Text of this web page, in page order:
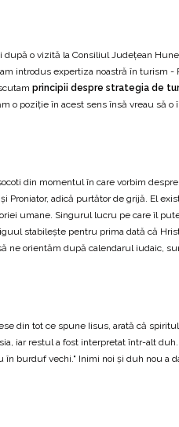
o vizită la Consiliul Județean
introdus expertiza noastră în turism -
principii despre strategia de
o poziție în acest sens însă vreau să
din momentul în care vorbim
adică purtător de grijă. El
umane. Singurul lucru pe care îl
stabilește pentru prima dată că
să ne orientăm după calendarul iudaic,
din tot ce spune Iisus, arată că
iar restul a fost interpretat într-alt
burduf vechi." Inimi noi și duh nou